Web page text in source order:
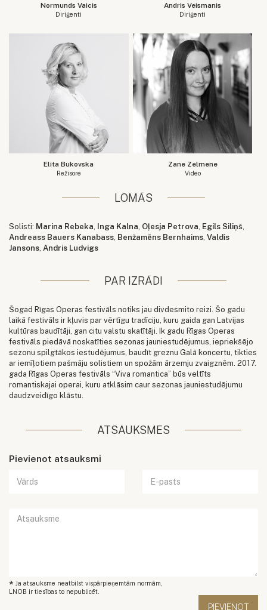
Normunds Vaicis
Diriģenti
Andris Veismanis
Diriģenti
Elita Bukovska
Režisore
Zane Zelmene
Video
LOMĀS
Solisti: Marina Rebeka Inga Kalna Oļesja Petrova Egils Siliņš
Andreass Bauers Kanabass Benžamēns Bernhaims Valdis
Jansons Andris Ludvigs
PAR IZRĀDI
Šogad Rīgas Operas festivāls notiks jau divdesmito reizi. Šo gadu
laikā festivāls ir kļuvis par vērtīgu tradīciju, kuru gaida gan Latvijas
kultūras baudītāji, gan citu valstu skatītāji. Ik gadu Rīgas Operas
festivāls piedāvā noskatīties sezonas jauniestudējumus, iepriekšējo
sezonu spilgtākos iestudējumus, baudīt greznu Galā koncertu, tikties
ar iemīļotiem pašmāju solistiem un spožām ārzemju zvaigznēm. 2017.
gada Rīgas Operas festivāls “Viva romantica” būs veltīts
romantiskajai operai, kuru atklāsim caur sezonas jauniestudējumu
daudzveidīgo klāstu.
ATSAUKSMES
Pievienot atsauksmi
* Ja atsauksme neatbilst vispārpieņemtām normām,
LNOB ir tiesības to nepublicēt.